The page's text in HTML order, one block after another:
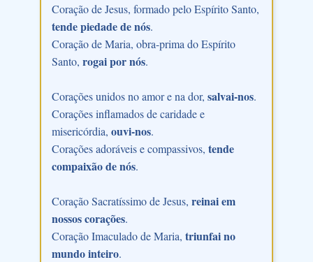
Coração de Jesus, formado pelo Espírito Santo,
tende piedade de nós.
Coração de Maria, obra-prima do Espírito
Santo, rogai por nós.
Corações unidos no amor e na dor, salvai-nos.
Corações inflamados de caridade e
misericórdia, ouvi-nos.
Corações adoráveis e compassivos, tende
compaixão de nós.
Coração Sacratíssimo de Jesus, reinai em
nossos corações.
Coração Imaculado de Maria, triunfai no
mundo inteiro.